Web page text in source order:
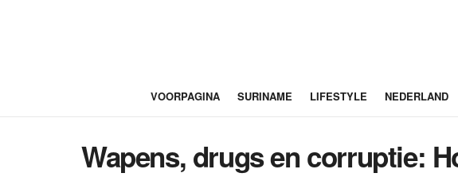
VOORPAGINA SURINAME LIFESTYLE NEDERLAND
Wapens, drugs en corruptie: